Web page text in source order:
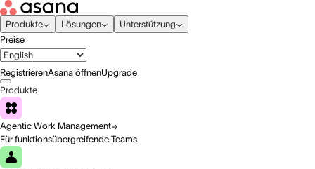
Produkte Lösungen
Unterstützung
Preise
RegistrierenAsana öffnenUpgrade
Produkte
Agentic Work Management
Für funktionsübergreifende Teams